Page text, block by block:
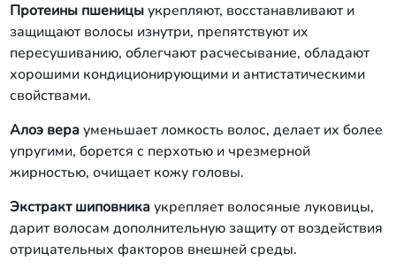
Протеины пшеницы укрепляют, восстанавливают и
защищают волосы изнутри, препятствуют их
пересушиванию, облегчают расчесывание, обладают
хорошими кондиционирующими и антистатическими
свойствами.
Алоэ вера уменьшает ломкость волос, делает их более
упругими, борется с перхотью и чрезмерной
жирностью, очищает кожу головы.
Экстракт шиповника укрепляет волосяные луковицы,
дарит волосам дополнительную защиту от воздействия
отрицательных факторов внешней среды.